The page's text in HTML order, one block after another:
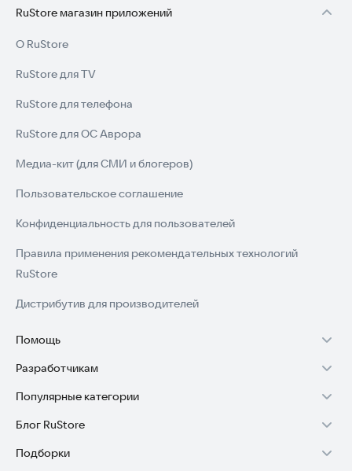
RuStore магазин приложений
О RuStore
RuStore для TV
RuStore для телефона
RuStore для ОС Аврора
Медиа-кит (для СМИ и блогеров)
Пользовательское соглашение
Конфиденциальность для пользователей
Правила применения рекомендательных технологий
RuStore
Дистрибутив для производителей
Помощь
Установка RuStore на TV
Установка RuStore на телефон
Установка RuStore в машину
Помощь пользователям RuStore
Разработчикам
Зарабатывать с RuStore
Стать разработчиком
Доступ к RuStore Консоль
Популярные категории
Игры для Android
Приложения банков
Блог RuStore
Обзоры игр для Android 2025
Подборки